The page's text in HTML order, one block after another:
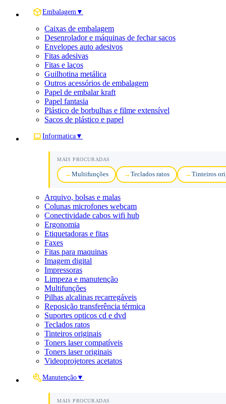
Embalagem ▼
Caixas de embalagem
Desenrolador e máquinas de fechar sacos
Envelopes auto adesivos
Fitas adesivas
Fitas e laços
Guilhotina metálica
Outros acessórios de embalagem
Papel de embalar kraft
Papel fantasia
Plástico de borbulhas e filme extensível
Sacos de plástico e papel
Informatica ▼
MAIS PROCURADAS
Multifunções Teclados ratos Tinteiros
Arquivo, bolsas e malas
Colunas microfones webcam
Conectividade cabos wifi hub
Ergonomia
Etiquetadoras e fitas
Faxes
Fitas para maquinas
Imagem digital
Impressoras
Limpeza e manutenção
Multifunções
Pilhas alcalinas recarregáveis
Reposição transferência térmica
Suportes opticos cd e dvd
Teclados ratos
Tinteiros originais
Toners laser compatíveis
Toners laser originais
Videoprojetores acetatos
Manutenção ▼
MAIS PROCURADAS